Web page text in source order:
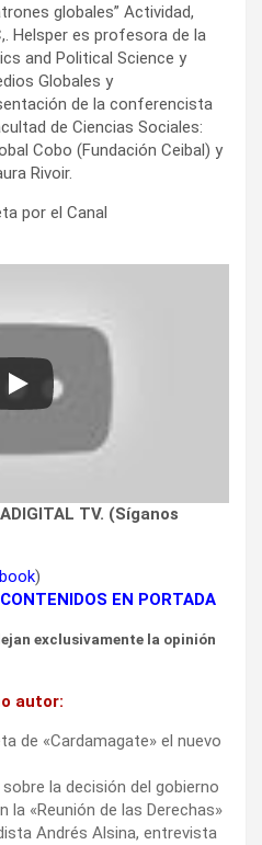
globales” Actividad,
Helsper es profesora de la
and Political Science y
Globales y
de la conferencista
de Ciencias Sociales:
Cobo (Fundación Ceibal) y
Rivoir.
por el Canal
TV. (Síganos
)
EN PORTADA
exclusivamente la opinión
autor:
de «Cardamagate» el nuevo
la decisión del gobierno
la «Reunión de las Derechas»
Andrés Alsina, entrevista